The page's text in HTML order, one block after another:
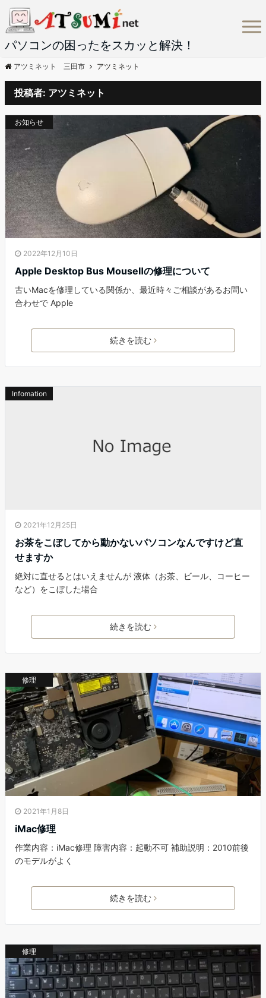
パソコンの困ったをスカッと解決！
アツミネット 三田市 アツミネット
投稿者: アツミネット
お知らせ
2022年12月10日
Apple Desktop Bus MouseⅡの修理について
古いMacを修理している関係か、最近時々ご相談があるお問い
合わせで Apple
続きを読む
Infomation
2021年12月25日
お茶をこぼしてから動かないパソコンなんですけど直
せますか
絶対に直せるとはいえませんが 液体（お茶、ビール、コーヒー
など）をこぼした場合
続きを読む
修理
2021年1月8日
iMac修理
作業内容：iMac修理 障害内容：起動不可 補助説明：2010前後
のモデルがよく
続きを読む
修理